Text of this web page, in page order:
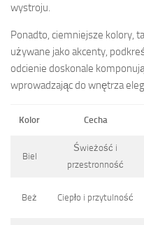
wystroju.
Ponadto, ciemniejsze kolory,
używane jako akcenty,
odcienie doskonale
wprowadzając do wnętrza
Kolor Cecha
Biel
Świeżość i
przestronność
Beż Ciepło i przytulność